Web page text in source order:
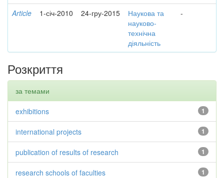
Article 1-січ-2010 24-гру-2015
Наукова та
науково-
технічна
діяльність
-
Розкриття
за темами
1
exhibitions
1
international projects
1
publication of results of research
1
research schools of faculties